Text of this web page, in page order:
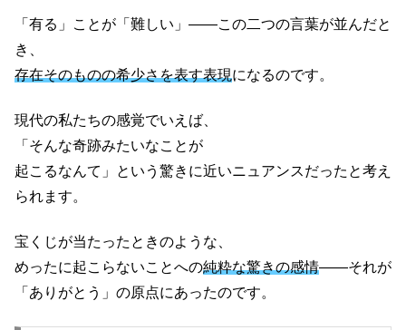
「有る」ことが「難しい」——この二つの言葉が並んだと
き、
存在そのものの希少さを表す表現になるのです。
現代の私たちの感覚でいえば、
「そんな奇跡みたいなことが
起こるなんて」という驚きに近いニュアンスだったと考え
られます。
宝くじが当たったときのような、
めったに起こらないことへの純粋な驚きの感情——それが
「ありがとう」の原点にあったのです。